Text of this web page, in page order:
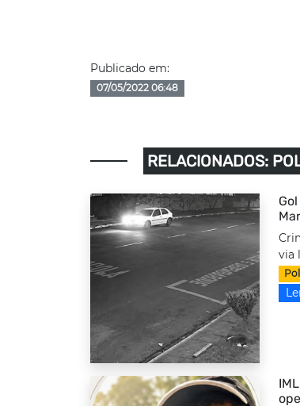
Publicado em:
07/05/2022 06:48
RELACIONADOS:
via